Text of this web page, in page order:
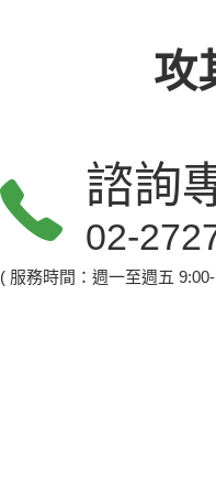
攻
諮詢
02-
( 服務時間：週一至週五